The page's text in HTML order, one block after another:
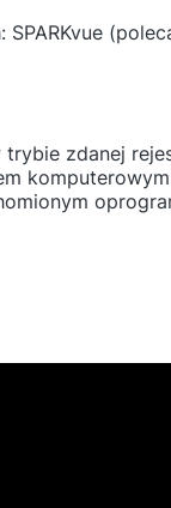
trybie zdanej